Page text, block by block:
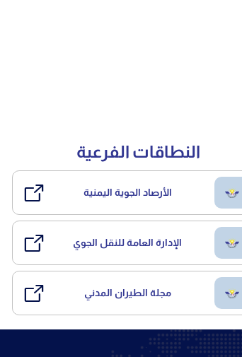
النطاقات الفرعية
الأرصاد الجوية اليمنية
الإدارة العامة للنقل الجوي
مجلة الطيران المدني